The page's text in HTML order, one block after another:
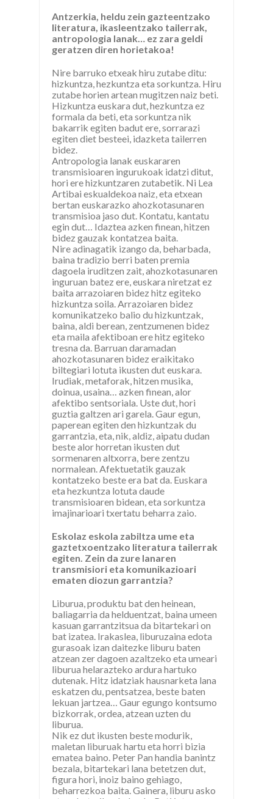
Antzerkia, heldu zein gazteentzako
literatura, ikasleentzako tailerrak,
antropologia lanak… ez zara geldi
geratzen diren horietakoa!
Nire barruko etxeak hiru zutabe ditu:
hizkuntza, hezkuntza eta sorkuntza. Hiru
zutabe horien artean mugitzen naiz beti.
Hizkuntza euskara dut, hezkuntza ez
formala da beti, eta sorkuntza nik
bakarrik egiten badut ere, sorrarazi
egiten diet besteei, idazketa tailerren
bidez.
Antropologia lanak euskararen
transmisioaren ingurukoak idatzi ditut,
hori ere hizkuntzaren zutabetik. Ni Lea
Artibai eskualdekoa naiz, eta etxean
bertan euskarazko ahozkotasunaren
transmisioa jaso dut. Kontatu, kantatu
egin dut… Idaztea azken finean, hitzen
bidez gauzak kontatzea baita.
Nire adinagatik izango da, beharbada,
baina tradizio berri baten premia
dagoela iruditzen zait, ahozkotasunaren
inguruan batez ere, euskara niretzat ez
baita arrazoiaren bidez hitz egiteko
hizkuntza soila. Arrazoiaren bidez
komunikatzeko balio du hizkuntzak,
baina, aldi berean, zentzumenen bidez
eta maila afektiboan ere hitz egiteko
tresna da. Barruan daramadan
ahozkotasunaren bidez eraikitako
biltegiari lotuta ikusten dut euskara.
Irudiak, metaforak, hitzen musika,
doinua, usaina… azken finean, alor
afektibo sentsoriala. Uste dut, hori
guztia galtzen ari garela. Gaur egun,
paperean egiten den hizkuntzak du
garrantzia, eta, nik, aldiz, aipatu dudan
beste alor horretan ikusten dut
sormenaren altxorra, bere zentzu
normalean. Afektuetatik gauzak
kontatzeko beste era bat da. Euskara
eta hezkuntza lotuta daude
transmisioaren bidean, eta sorkuntza
imajinarioari txertatu beharra zaio.
Eskolaz eskola zabiltza ume eta
gaztetxoentzako literatura tailerrak
egiten. Zein da zure lanaren
transmisiori eta komunikazioari
ematen diozun garrantzia?
Liburua, produktu bat den heinean,
baliagarria da helduentzat, baina umeen
kasuan garrantzitsua da bitartekari on
bat izatea. Irakaslea, liburuzaina edota
gurasoak izan daitezke liburu baten
atzean zer dagoen azaltzeko eta umeari
liburua helarazteko ardura hartuko
dutenak. Hitz idatziak hausnarketa lana
eskatzen du, pentsatzea, beste baten
lekuan jartzea… Gaur egungo kontsumo
bizkorrak, ordea, atzean uzten du
liburua.
Nik ez dut ikusten beste modurik,
maletan liburuak hartu eta horri bizia
ematea baino. Peter Pan handia banintz
bezala, bitartekari lana betetzen dut,
figura hori, inoiz baino gehiago,
beharrezkoa baita. Gainera, liburu asko